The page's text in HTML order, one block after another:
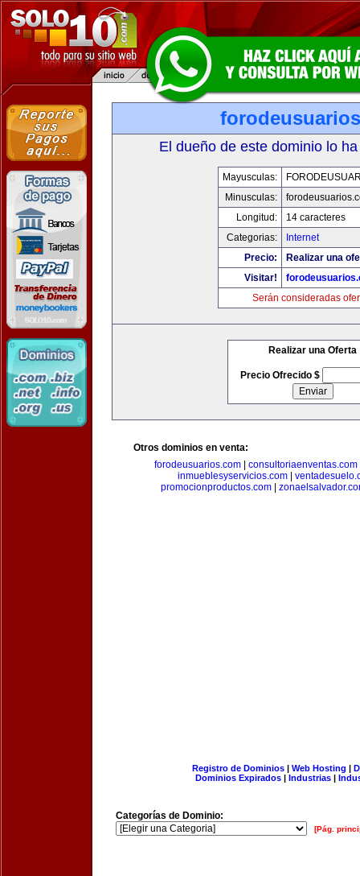
El dueño de este dominio lo
Mayusculas:
Minusculas:
Longitud:
14 caracteres
Categorias:
Internet
Precio:
Realizar una
Visitar!
Serán consideradas
Realizar una Oferta
Precio Ofrecido $
Otros dominios en venta:
forodeusuarios.com| consultoriaenventas.com
inmueblesyservicios.com|
promocionproductos.com|
Registro de Dominios| Web Hosting |
Dominios Expirados | Industrias |
Categorías de Dominio:
[Pág.